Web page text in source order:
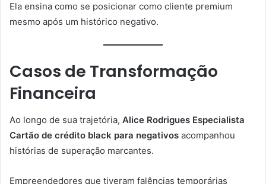
Ela ensina como se posicionar como cliente premium
mesmo após um histórico negativo.
Casos de Transformação
Financeira
Ao longo de sua trajetória, Alice Rodrigues Especialista
Cartão de crédito black para negativos acompanhou
histórias de superação marcantes.
Empreendedores que tiveram falências temporárias